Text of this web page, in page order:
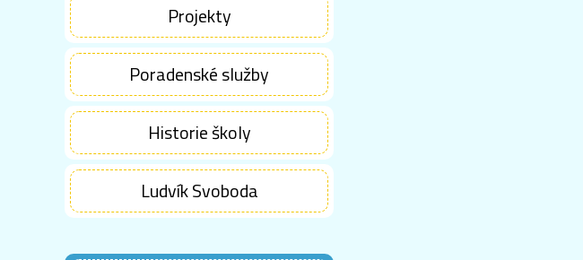
Projekty
Poradenské služby
Historie školy
Ludvík Svoboda